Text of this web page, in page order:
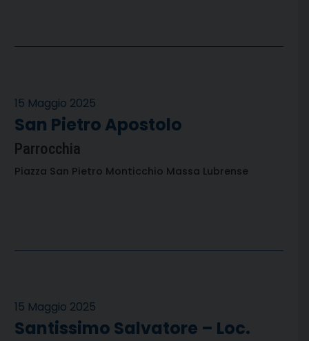
15 Maggio 2025
San Pietro Apostolo
Parrocchia
Piazza San Pietro Monticchio Massa Lubrense
15 Maggio 2025
Santissimo Salvatore – Loc.